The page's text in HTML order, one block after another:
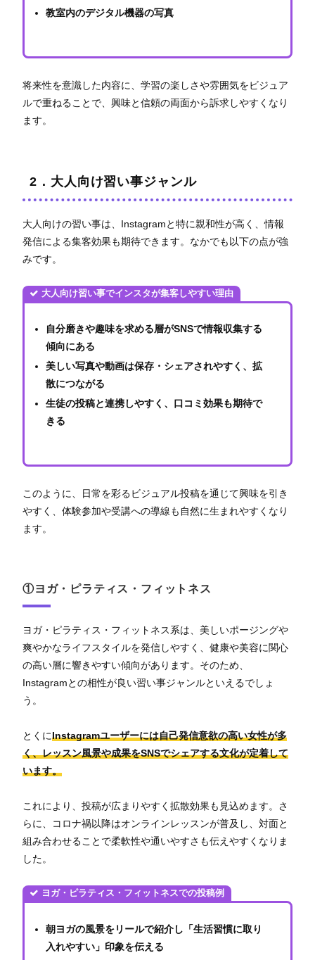
教室内のデジタル機器の写真
将来性を意識した内容に、学習の楽しさや雰囲気をビジュア
ルで重ねることで、興味と信頼の両面から訴求しやすくなり
ます。
2．大人向け習い事ジャンル
大人向けの習い事は、Instagramと特に親和性が高く、情報
発信による集客効果も期待できます。なかでも以下の点が強
みです。
大人向け習い事でインスタが集客しやすい理由
自分磨きや趣味を求める層がSNSで情報収集する
傾向にある
美しい写真や動画は保存・シェアされやすく、拡
散につながる
生徒の投稿と連携しやすく、口コミ効果も期待で
きる
このように、日常を彩るビジュアル投稿を通じて興味を引き
やすく、体験参加や受講への導線も自然に生まれやすくなり
ます。
①ヨガ・ピラティス・フィットネス
ヨガ・ピラティス・フィットネス系は、美しいポージングや
爽やかなライフスタイルを発信しやすく、健康や美容に関心
の高い層に響きやすい傾向があります。そのため、
Instagramとの相性が良い習い事ジャンルといえるでしょ
う。
とくにInstagramユーザーには自己発信意欲の高い女性が多
く、レッスン風景や成果をSNSでシェアする文化が定着して
います。
これにより、投稿が広まりやすく拡散効果も見込めます。さ
らに、コロナ禍以降はオンラインレッスンが普及し、対面と
組み合わせることで柔軟性や通いやすさも伝えやすくなりま
した。
ヨガ・ピラティス・フィットネスでの投稿例
朝ヨガの風景をリールで紹介し「生活習慣に取り
入れやすい」印象を伝える